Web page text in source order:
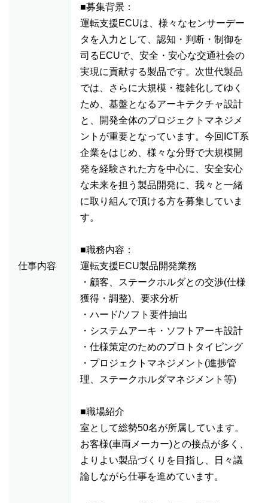
仕事内容
■募集背景：
運転支援ECUは、様々なセンサーデー
タを入力として、認知・判断・制御を
司るECUで、安全・安心な交通社会の
実現に貢献する製品です。次世代製品
では、さらに大規模・複雑化してゆく
ため、基盤となるアーキテクチャ設計
と、開発全体のプロジェクトマネジメ
ントが重要となっています。今回ICT系
企業をはじめ、様々な分野で大規模開
発を経験された方を中心に、安全安心
な未来を担う製品開発に、我々と一緒
に取り組んで頂ける方を募集していま
す。
■職務内容：
運転支援ECU製品開発業務
・顧客、ステークホルダとの交渉(仕様
獲得・調整)、要求分析
・ハード/ソフト要件抽出
・システムアーキ・ソフトアーキ設計
・仕様策定のためのプロトタイピング
・プロジェクトマネジメント(進捗管
理、ステークホルダマネジメント等)
■職場紹介
室として総勢50名が所属しています。
お客様(車両メーカー)との接点が多く、
よりよい製品づくりを目指し、日々議
論しながら仕事を進めています。